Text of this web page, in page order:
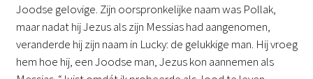
Joodse gelovige. Zijn oorspronkelijke naam was Pollak,
maar nadat hij Jezus als zijn Messias had aangenomen,
veranderde hij zijn naam in Lucky: de gelukkige man. Hij vroeg
hem hoe hij, een Joodse man, Jezus kon aannemen als